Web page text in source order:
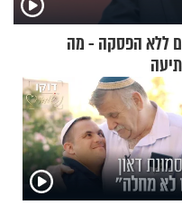
ללא הפסקה - מה